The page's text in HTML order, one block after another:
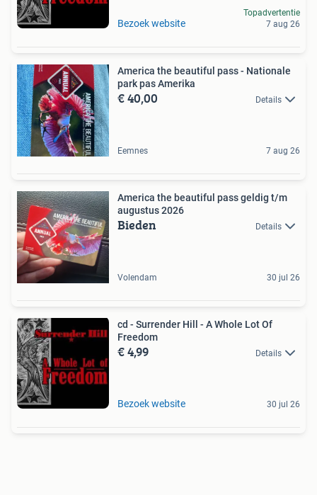
Bezoek website
Topadvertentie
7 aug 26
America the beautiful pass - Nationale
park pas Amerika
€ 40,00 Details
Eemnes 7 aug 26
America the beautiful pass geldig t/m
augustus 2026
Bieden Details
Volendam 30 jul 26
cd - Surrender Hill - A Whole Lot Of
Freedom
€ 4,99 Details
Bezoek website 30 jul 26